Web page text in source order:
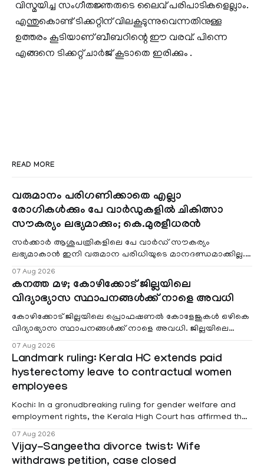
വിസ്മയിച്ച സംഗീതജ്ഞരുടെ ലൈവ് പരിപാടികളെല്ലാം.
എന്തുകൊണ്ട് ടിക്കറ്റിന് വിലകൂടുന്നുവെന്നതിനുള്ള
ഉത്തരം കൂടിയാണ് ബീബറിന്റെ ഈ വരവ്. പിന്നെ
എങ്ങനെ ടിക്കറ്റ് ചാര്‍ജ് കൂടാതെ ഇരിക്കും .
READ MORE
വരുമാനം പരിഗണിക്കാതെ എല്ലാ
രോഗികൾക്കും പേ വാർഡുകളിൽ ചികിത്സാ
സൗകര്യം ലഭ്യമാക്കും; കെ.മുരളീധരൻ
സർക്കാർ ആശുപത്രികളിലെ പേ വാർഡ് സൗകര്യം
ലഭ്യമാകാൻ ഇനി വരുമാന പരിധിയുടെ മാനദണ്ഡമാക്കില്ല.
07 Aug 2026
കനത്ത മഴ; കോഴിക്കോട് ജില്ലയിലെ
വിദ്യാഭ്യാസ സ്ഥാപനങ്ങൾക്ക് നാളെ അവധി
കോഴിക്കോട് ജില്ലയിലെ പ്രൊഫഷണൽ കോളേജുകൾ ഒഴികെ
വിദ്യാഭ്യാസ സ്ഥാപനങ്ങൾക്ക് നാളെ അവധി. ജില്ലയിലെ
07 Aug 2026
Landmark ruling: Kerala HC extends paid
hysterectomy leave to contractual women
employees
Kochi: In a gronudbreaking ruling for gender welfare and
employment rights, the Kerala High Court has affirmed that
projects are eligible for paid medical leave following
hysterectomy surgery under the Kerala Service Rules
(KSR). The court noted that since essential benefits like
07 Aug 2026
Vijay-Sangeetha divorce twist: Wife
withdraws petition, case closed